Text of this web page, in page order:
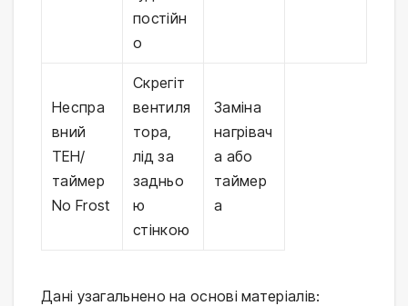
постійн
о
Неспра
вний
ТЕН/
таймер
No Frost
Скрегіт
вентиля
тора,
лід за
задньо
ю
стінкою
Заміна
нагрівач
а або
таймер
а
Дані узагальнено на основі матеріалів: